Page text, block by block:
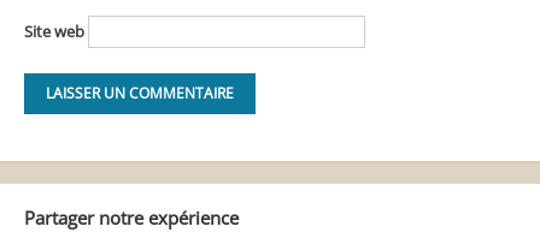
Site web
Partager notre expérience